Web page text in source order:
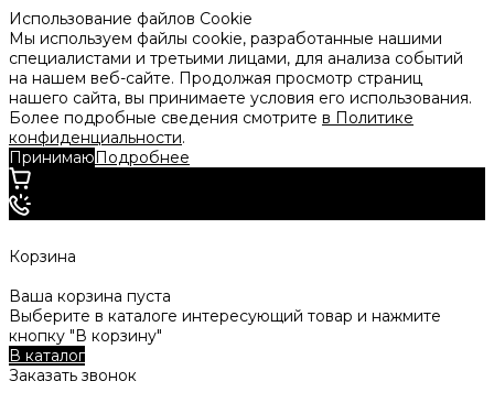
Использование файлов Cookie
Мы используем файлы cookie, разработанные нашими
специалистами и третьими лицами, для анализа событий
на нашем веб-сайте. Продолжая просмотр страниц
нашего сайта, вы принимаете условия его использования.
Более подробные сведения смотрите в Политике
конфиденциальности.
ПринимаюПодробнее
Корзина
Ваша корзина пуста
Выберите в каталоге интересующий товар и нажмите
кнопку "В корзину"
В каталог
Заказать звонок